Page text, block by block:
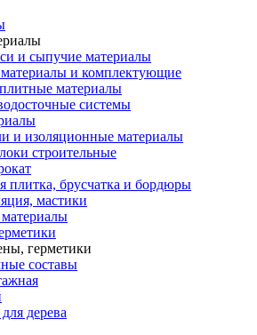
и сыпучие материалы
и комплектующие
материалы
системы
и изоляционные материалы
строительные
плитка, брусчатка и бордюры
мастики
герметики
составы
дерева